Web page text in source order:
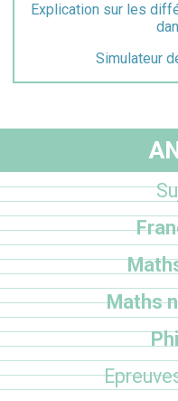
Explication sur les
Simulateur
Maths